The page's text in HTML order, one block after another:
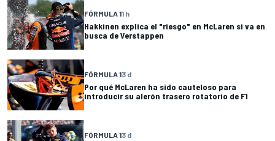
FÓRMULA 11 h
Hakkinen explica el "riesgo" en McLaren si va en
busca de Verstappen
FÓRMULA 13 d
Por qué McLaren ha sido cauteloso para
introducir su alerón trasero rotatorio de F1
FÓRMULA 13 d